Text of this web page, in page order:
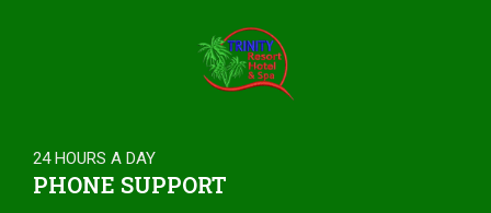
24 HOURS A DAY
PHONE SUPPORT